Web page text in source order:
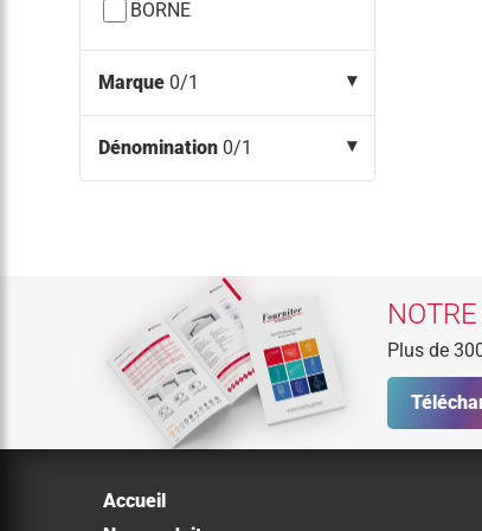
BORNE
Marque 0/1
Dénomination 0/1
Plus de
Accueil